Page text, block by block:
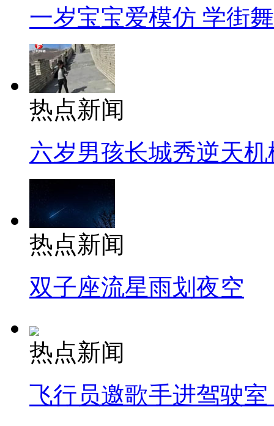
一岁宝宝爱模仿 学街
热点新闻
六岁男孩长城秀逆天机
热点新闻
双子座流星雨划夜空
热点新闻
飞行员邀歌手进驾驶